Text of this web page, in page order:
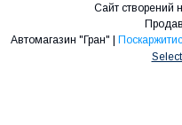
Сайт створений
Автомагазин "Гран" |